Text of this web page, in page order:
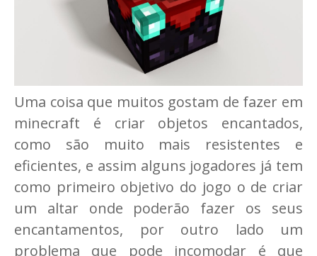
Uma coisa que muitos gostam de fazer em
minecraft é criar objetos encantados,
como são muito mais resistentes e
eficientes, e assim alguns jogadores já tem
como primeiro objetivo do jogo o de criar
um altar onde poderão fazer os seus
encantamentos, por outro lado um
problema que pode incomodar é que